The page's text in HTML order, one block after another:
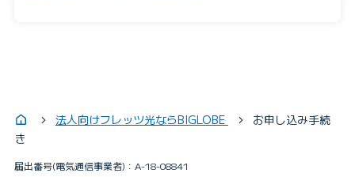
法人向けフレッツ光ならBIGLOBE
お申し込み手続
き
届出番号(電気通信事業者)：A-18-08841